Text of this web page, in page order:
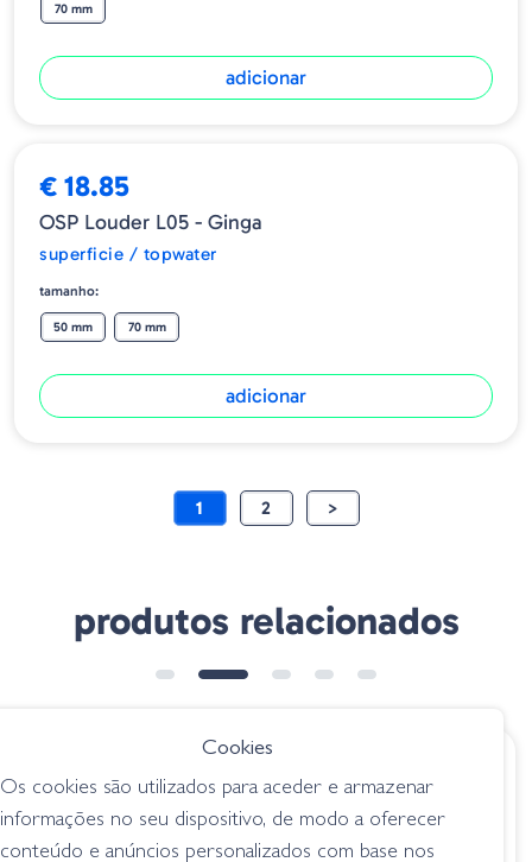
70 mm
adicionar
€ 18.85
OSP Louder L05 - Ginga
superficie / topwater
tamanho:
50 mm 70 mm
adicionar
1 2 >
produtos relacionados
€ 16.50
Heddon Feather
Dressed Super
Lucky Craft Gunfish
95 - Ghost Pearl
Cookies
Os cookies são utilizados para aceder e armazenar
informações no seu dispositivo, de modo a oferecer
conteúdo e anúncios personalizados com base nos